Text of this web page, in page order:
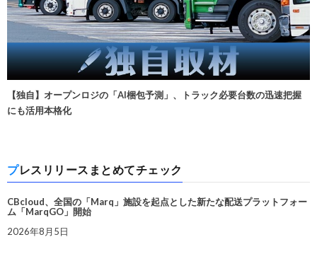
【独自】オープンロジの「AI梱包予測」、トラック必要台数の迅速把握
にも活用本格化
プレスリリースまとめてチェック
CBcloud、全国の「Marq」施設を起点とした新たな配送プラットフォー
ム「MarqGO」開始
2026年8月5日